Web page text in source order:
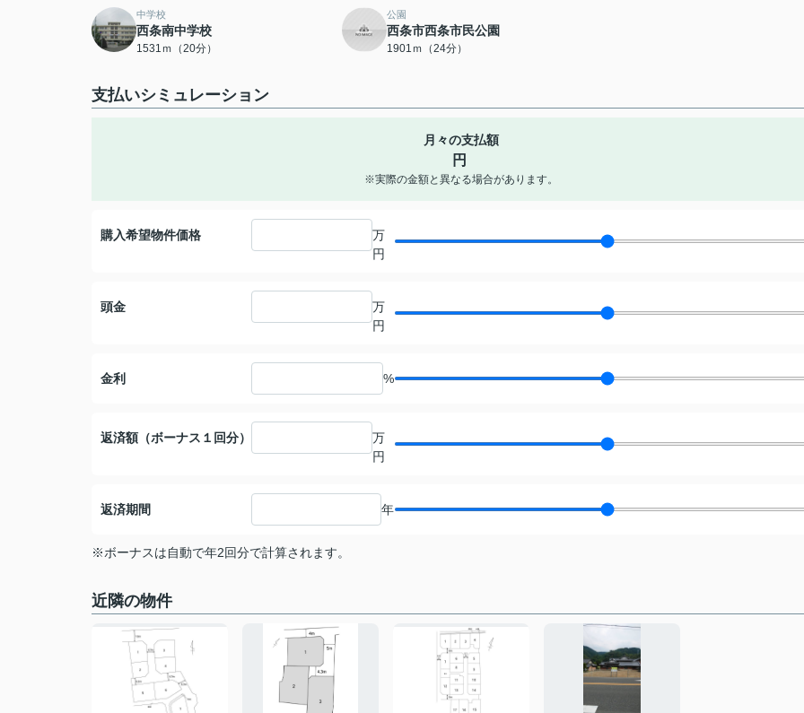
中学校
西条南中学校
1531ｍ（20分）
公園
西条市西条市民公園
1901ｍ（24分）
支払いシミュレーション
月々の支払額
円
※実際の金額と異なる場合があります。
購入希望物件価格
万
円
頭金
万
円
金利 %
返済額（ボーナス１回分）
万
円
返済期間 年
※ボーナスは自動で年2回分で計算されます。
近隣の物件